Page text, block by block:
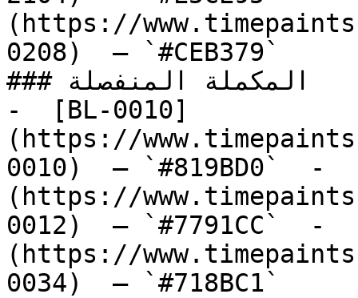
(https://
0208)  — `#CEB379`
### المكملة المنفصلة
-  [BL-0010]
(https://
0010)  — `#819BD0`  -
(https://
0012)  — `#7791CC`  -
(https://
0034)  — `#718BC1`